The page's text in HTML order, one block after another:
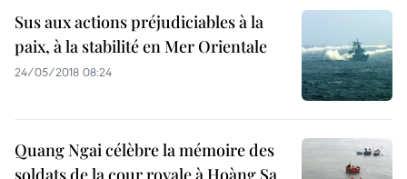
Sus aux actions préjudiciables à la
paix, à la stabilité en Mer Orientale
24/05/2018 08:24
Quang Ngai célèbre la mémoire des
soldats de la cour royale à Hoàng Sa